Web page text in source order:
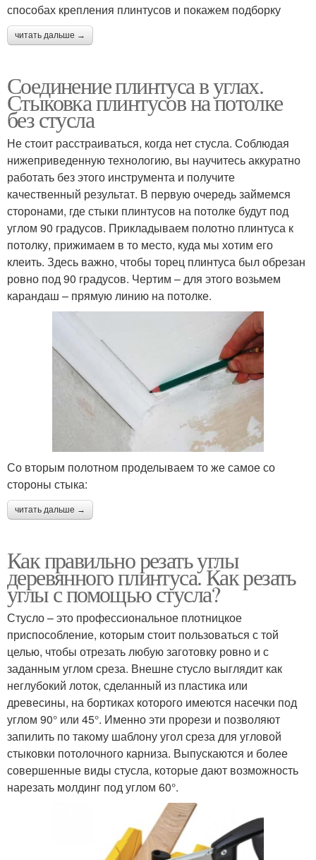
способах крепления плинтусов и покажем подборку
читать дальше →
Соединение плинтуса в углах.
Стыковка плинтусов на потолке
без стусла
Не стоит расстраиваться, когда нет стусла. Соблюдая
нижеприведенную технологию, вы научитесь аккуратно
работать без этого инструмента и получите
качественный результат. В первую очередь займемся
сторонами, где стыки плинтусов на потолке будут под
углом 90 градусов. Прикладываем полотно плинтуса к
потолку, прижимаем в то место, куда мы хотим его
клеить. Здесь важно, чтобы торец плинтуса был обрезан
ровно под 90 градусов. Чертим – для этого возьмем
карандаш – прямую линию на потолке.
Со вторым полотном проделываем то же самое со
стороны стыка:
читать дальше →
Как правильно резать углы
деревянного плинтуса. Как резать
углы с помощью стусла?
Стусло – это профессиональное плотницкое
приспособление, которым стоит пользоваться с той
целью, чтобы отрезать любую заготовку ровно и с
заданным углом среза. Внешне стусло выглядит как
неглубокий лоток, сделанный из пластика или
древесины, на бортиках которого имеются насечки под
углом 90° или 45°. Именно эти прорези и позволяют
запилить по такому шаблону угол среза для угловой
стыковки потолочного карниза. Выпускаются и более
совершенные виды стусла, которые дают возможность
нарезать молдинг под углом 60°.